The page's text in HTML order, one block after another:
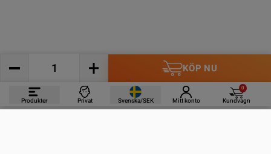
KÖP NU
Produkter Privat Svenska/SEK Mitt konto
0
Kundvagn